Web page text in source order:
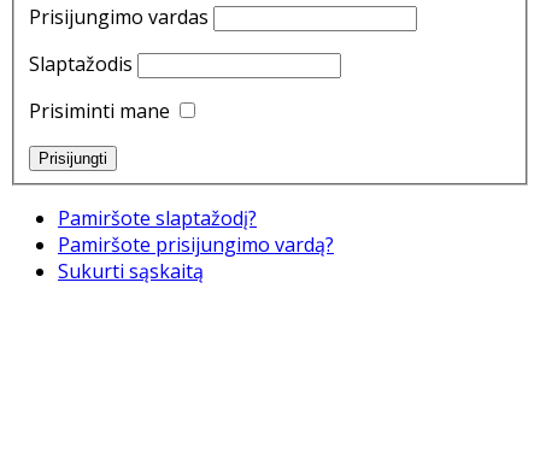
Prisijungimo vardas
Slaptažodis
Prisiminti mane
Pamiršote slaptažodį?
Pamiršote prisijungimo vardą?
Sukurti sąskaitą